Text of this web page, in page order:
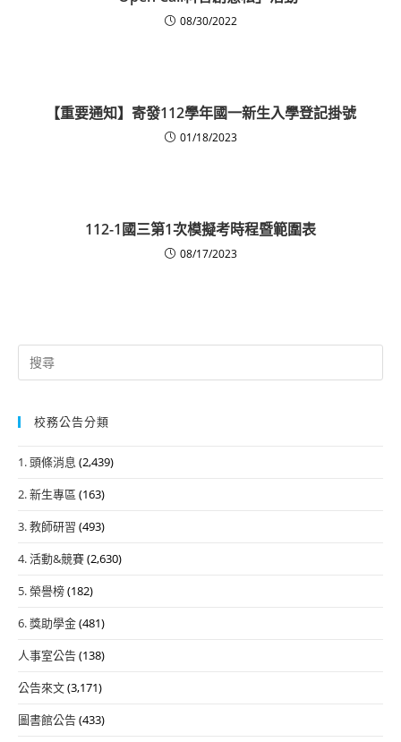
08/30/2022
【重要通知】寄發112學年國一新生入學登記掛號
01/18/2023
112-1國三第1次模擬考時程暨範圍表
08/17/2023
Search
for:
校務公告分類
1. 頭條消息 (2,439)
2. 新生專區 (163)
3. 教師研習 (493)
4. 活動&競賽(2,630)
5. 榮譽榜(182)
6. 獎助學金(481)
人事室公告(138)
公告來文(3,171)
圖書館公告(433)